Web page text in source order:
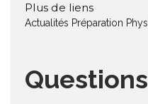
Plus de liens
Actualités Préparation